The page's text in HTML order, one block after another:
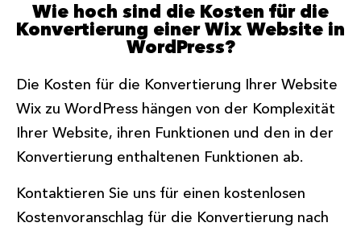
Wie hoch sind die Kosten für die
Konvertierung einer Wix Website in
WordPress?
Die Kosten für die Konvertierung Ihrer Website
Wix zu WordPress hängen von der Komplexität
Ihrer Website, ihren Funktionen und den in der
Konvertierung enthaltenen Funktionen ab.
Kontaktieren Sie uns für einen kostenlosen
Kostenvoranschlag für die Konvertierung nach